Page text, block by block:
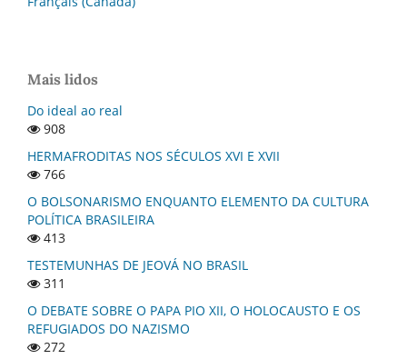
Mais lidos
Do ideal ao real
908
HERMAFRODITAS NOS SÉCULOS XVI E XVII
766
O BOLSONARISMO ENQUANTO ELEMENTO DA CULTURA
POLÍTICA BRASILEIRA
413
TESTEMUNHAS DE JEOVÁ NO BRASIL
311
O DEBATE SOBRE O PAPA PIO XII, O HOLOCAUSTO E OS
REFUGIADOS DO NAZISMO
272